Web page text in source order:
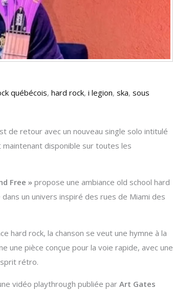
québécois, hard rock, i legion, ska, sous
de retour avec un nouveau single solo intitulé
maintenant disponible sur toutes les
Free » propose une ambiance old school hard
un univers inspiré des rues de Miami des
hard rock, la chanson se veut une hymne à la
une pièce conçue pour la voie rapide, avec une
rétro.
vidéo playthrough publiée parArt Gates